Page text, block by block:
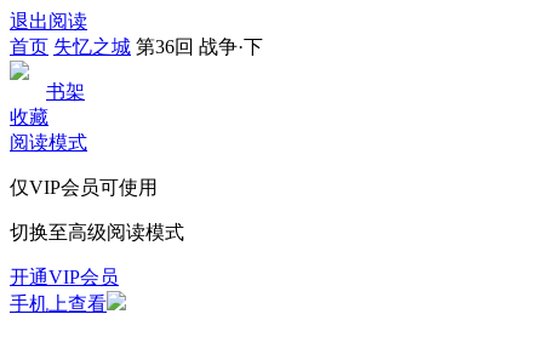
退出阅读
首页 失忆之城 第36回 战争·下
书架
收藏
阅读模式
仅VIP会员可使用
切换至高级阅读模式
开通VIP会员
手机上查看